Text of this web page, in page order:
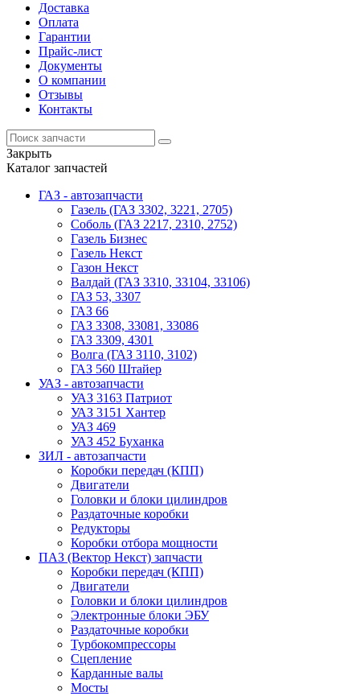
Доставка
Оплата
Гарантии
Прайс-лист
Документы
О компании
Отзывы
Контакты
Закрыть
Каталог запчастей
ГАЗ - автозапчасти
Газель (ГАЗ 3302, 3221, 2705)
Соболь (ГАЗ 2217, 2310, 2752)
Газель Бизнес
Газель Некст
Газон Некст
Валдай (ГАЗ 3310, 33104, 33106)
ГАЗ 53, 3307
ГАЗ 66
ГАЗ 3308, 33081, 33086
ГАЗ 3309, 4301
Волга (ГАЗ 3110, 3102)
ГАЗ 560 Штайер
УАЗ - автозапчасти
УАЗ 3163 Патриот
УАЗ 3151 Хантер
УАЗ 469
УАЗ 452 Буханка
ЗИЛ - автозапчасти
Коробки передач (КПП)
Двигатели
Головки и блоки цилиндров
Раздаточные коробки
Редукторы
Коробки отбора мощности
ПАЗ (Вектор Некст) запчасти
Коробки передач (КПП)
Двигатели
Головки и блоки цилиндров
Электронные блоки ЭБУ
Раздаточные коробки
Турбокомпрессоры
Сцепление
Карданные валы
Мосты